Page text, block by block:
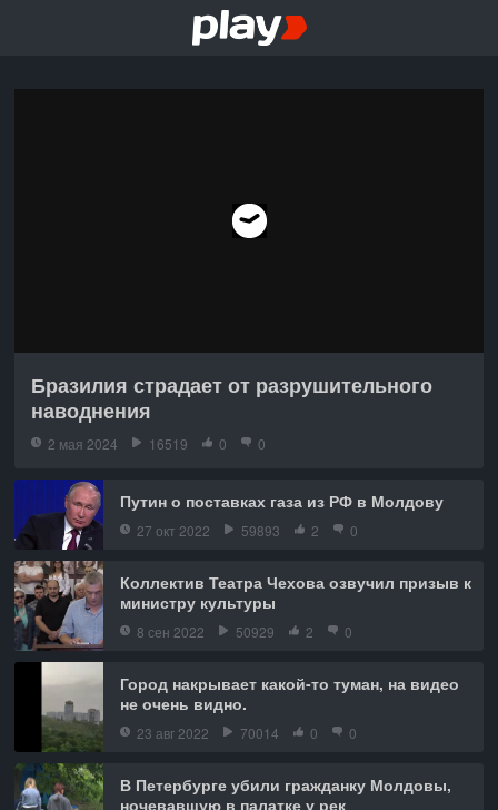
Бразилия страдает от разрушительного
наводнения
2 мая 2024 16519 0 0
Путин о поставках газа из РФ в Молдову
27 окт 2022 59893 2 0
Коллектив Театра Чехова озвучил призыв к
министру культуры
8 сен 2022 50929 2 0
Город накрывает какой-то туман, на видео
не очень видно.
23 авг 2022 70014 0 0
В Петербурге убили гражданку Молдовы,
ночевавшую в палатке у рек